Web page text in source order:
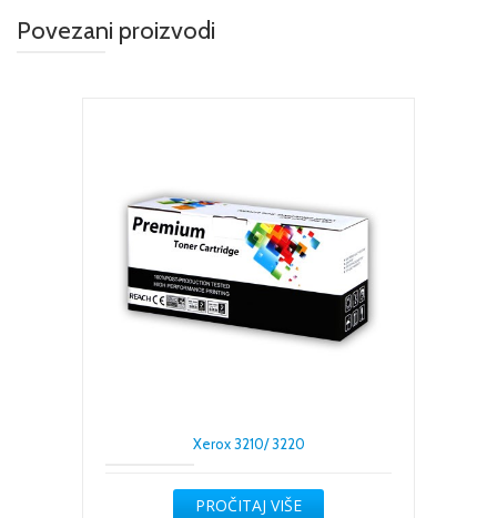
Povezani proizvodi
Xerox 3210/ 3220
PROČITAJ VIŠE